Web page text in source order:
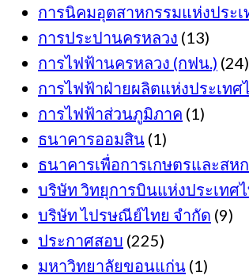
การนิคมอุตสาหกรรมแห่งประเ
การประปานครหลวง (13)
การไฟฟ้านครหลวง (กฟน.) (24)
การไฟฟ้าฝ่ายผลิตแห่งประเทศ
การไฟฟ้าส่วนภูมิภาค (1)
ธนาคารออมสิน (1)
ธนาคารเพื่อการเกษตรและสห
บริษัท วิทยุการบินแห่งประเทศ
บริษัท ไปรษณีย์ไทย จำกัด (9)
ประกาศสอบ (225)
มหาวิทยาลัยขอนแก่น (1)